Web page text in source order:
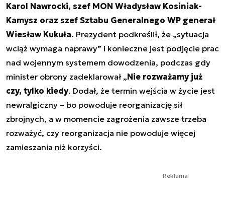
Karol Nawrocki, szef MON Władysław Kosiniak-
Kamysz oraz szef Sztabu Generalnego WP generał
Wiesław Kukuła. Prezydent podkreślił, że „sytuacja
wciąż wymaga naprawy” i konieczne jest podjęcie prac
nad wojennym systemem dowodzenia, podczas gdy
minister obrony zadeklarował „Nie rozważamy już
czy, tylko kiedy. Dodał, że termin wejścia w życie jest
newralgiczny – bo powoduje reorganizację sił
zbrojnych, a w momencie zagrożenia zawsze trzeba
rozważyć, czy reorganizacja nie powoduje więcej
zamieszania niż korzyści.
Reklama